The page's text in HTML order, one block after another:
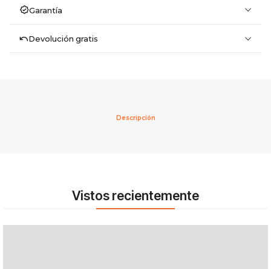
Garantía
Devolución gratis
Descripción
Vistos recientemente